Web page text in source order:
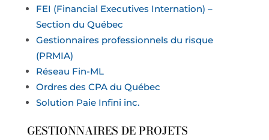
FEI (Financial Executives Internation) –
Section du Québec
Gestionnaires professionnels du risque
(PRMIA)
Réseau Fin-ML
Ordres des CPA du Québec
Solution Paie Infini inc.
GESTIONNAIRES DE PROJETS